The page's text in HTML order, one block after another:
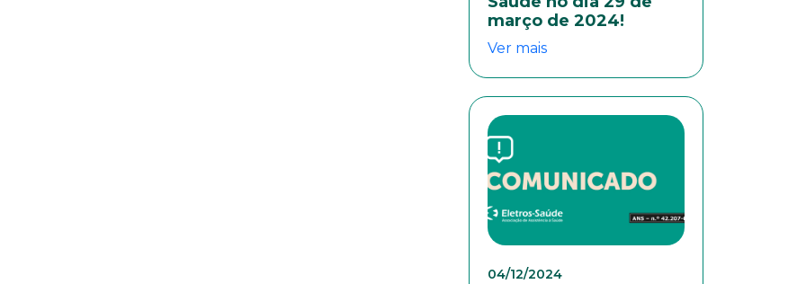
março de 2024!
Ver mais
04/12/2024